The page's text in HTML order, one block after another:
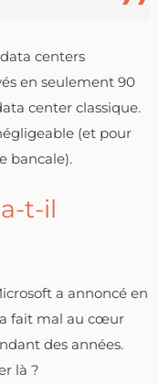
centers
en seulement 90
center classique.
(et pour
bancale).
t-il
a annoncé en
fait mal au cœur
des années.
là ?